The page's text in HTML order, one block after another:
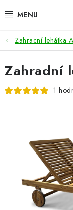
na
ZAHRADNÍ
ŽIDLE
STOLY
LEHÁTKA
DOPLŇKY
Zahradní lehátka
Zahradní
1